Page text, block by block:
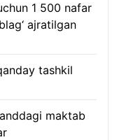
1 500 nafar
ajratilgan
tashkil
maktab